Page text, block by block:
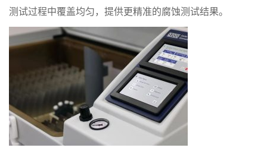
测试过程中覆盖均匀，提供更精准的腐蚀测试结果。